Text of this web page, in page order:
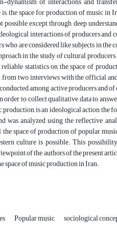
the space for production of music
except through deep
interactions of producers
are considered like subjects in
in the study of cultural
statistics on the space of
two interviews with the official
among active producers and
to collect qualitative data to
is an ideological action,
was analyzed using the reflective
the space of production of popular
culture is possible. This
of the authors of the present
of music production in Iran.
Popular music sociological